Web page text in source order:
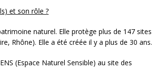
et son rôle ?
naturel. Elle protège plus de 147 sites
Rhône). Elle a été créée il y a plus de 30 ans.
(Espace Naturel Sensible) au site des